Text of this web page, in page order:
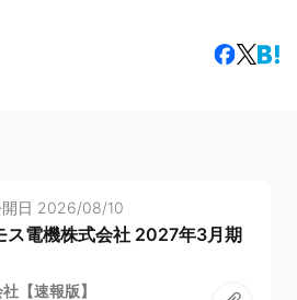
日 2026/08/10
ス電機株式会社 2027年3月期
【速報版】